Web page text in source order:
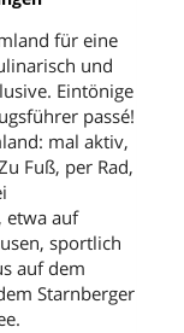
Info-
und wo
grosse
für eine
und
Eintönige
passé!
mal aktiv,
Fuß, per Rad,
etwa auf
sportlich
auf dem
Starnberger